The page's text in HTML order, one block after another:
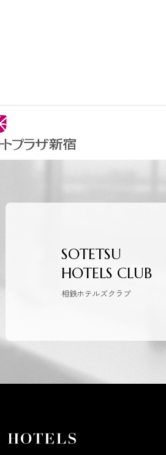
SOTETSU
HOTELS CLUB
相鉄ホテルズクラブ